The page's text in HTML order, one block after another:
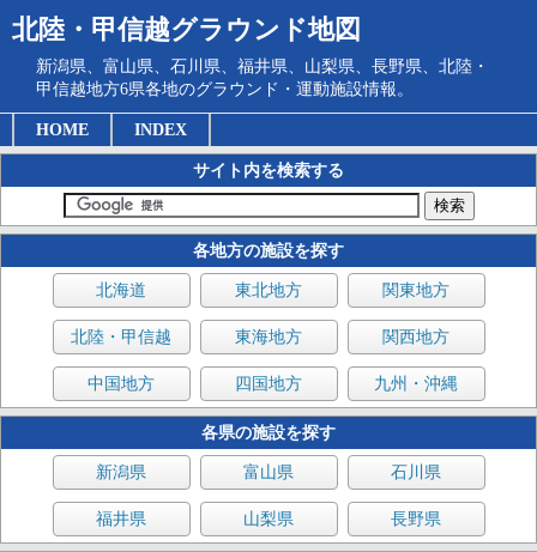
北陸・甲信越グラウンド地図
新潟県、富山県、石川県、福井県、山梨県、長野県、北陸・
甲信越地方6県各地のグラウンド・運動施設情報。
HOME INDEX
サイト内を検索する
各地方の施設を探す
北海道 東北地方 関東地方
北陸・甲信越 東海地方 関西地方
中国地方 四国地方 九州・沖縄
各県の施設を探す
新潟県 富山県 石川県
福井県 山梨県 長野県